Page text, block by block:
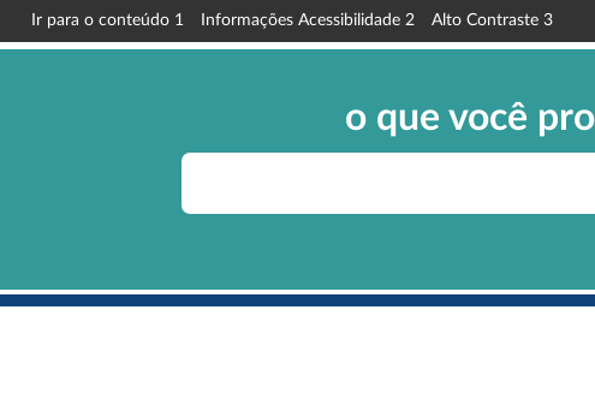
Ir para o conteúdo 1 Informações Acessibilidade 2 Alto Contraste 3
o que você